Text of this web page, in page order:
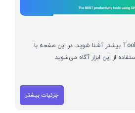
با هوش مصنوعی ToolboxGPT بیشتر آشنا شوید. در این صفحه با
از این ابزار آگاه می‌شوید
جزئیات بیشتر